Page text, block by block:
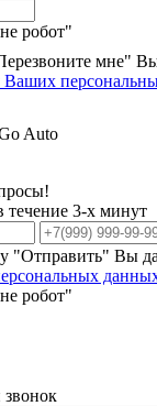
робот"
мне" Вы
Ваших
3-х минут
"Отправить" Вы
робот"